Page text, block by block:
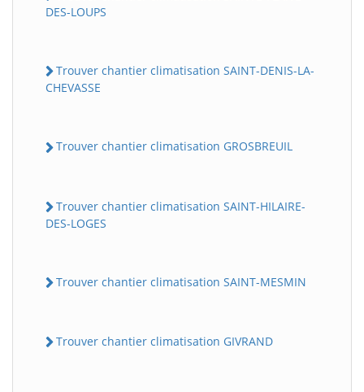
DES-LOUPS
Trouver chantier climatisation SAINT-DENIS-LA-
CHEVASSE
Trouver chantier climatisation GROSBREUIL
Trouver chantier climatisation SAINT-HILAIRE-
DES-LOGES
Trouver chantier climatisation SAINT-MESMIN
Trouver chantier climatisation GIVRAND